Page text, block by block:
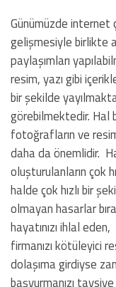
Günümüzde internet
gelişmesiyle birlikte
paylaşımları
resim, yazı gibi
bir şekilde
görebilmektedir. Hal
fotoğrafların ve
daha da önemlidir.
oluşturulanların çok
halde çok hızlı bir
olmayan hasarlar
hayatınızı ihlal
firmanızı kötüleyici
dolaşıma girdiyse
başvurmanızı